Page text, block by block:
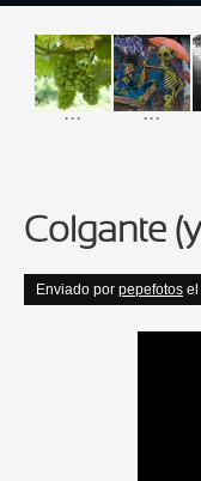
... ...
Colgante
Enviado por pepefotos el